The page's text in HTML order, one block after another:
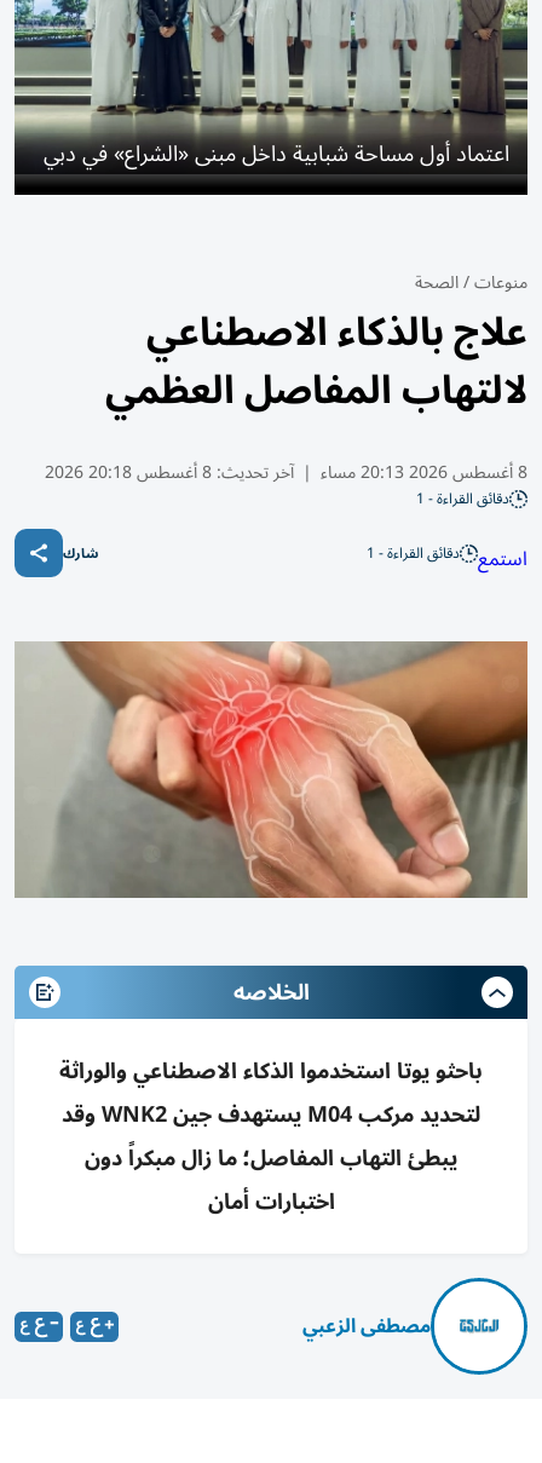
اعتماد أول مساحة شبابية داخل مبنى «الشراع» في دبي
منوعات/الصحة
علاج بالذكاء الاصطناعي
لالتهاب المفاصل العظمي
8 أغسطس 2026 20:13 مساء | آخر تحديث:8 أغسطس 20:18 2026
دقائق القراءة - 1
استمع دقائق القراءة - 1 شارك
الخلاصه
باحثو يوتا استخدموا الذكاء الاصطناعي والوراثة
لتحديد مركب M04 يستهدف جين WNK2 وقد
يبطئ التهاب المفاصل؛ ما زال مبكراً دون
اختبارات أمان
مصطفى الزعبي